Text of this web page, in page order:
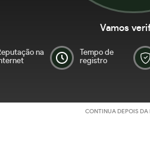
Vamos
na
Tempo de
registro
CONTINUA DEPOIS DA